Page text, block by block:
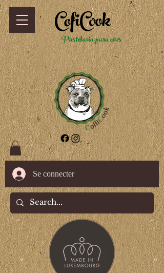
CofiCook
Pastelaria para cães
Se connecter